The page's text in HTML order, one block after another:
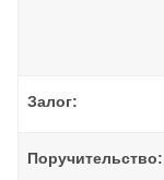
Залог:
Поручительство: